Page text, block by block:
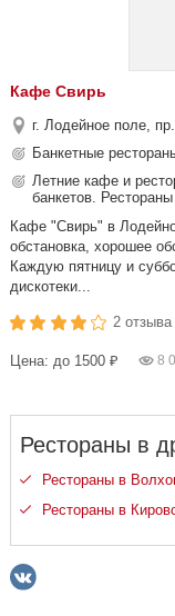
Кафе Свирь
г. Лодейное поле,
Банкетные
Летние кафе и
банкетов.
Кафе "Свирь" в
обстановка, хорошее
Каждую пятницу и
дискотеки...
2 отзыва
Цена: до 1500 ₽ 8
Рестораны в
Рестораны в
Рестораны в